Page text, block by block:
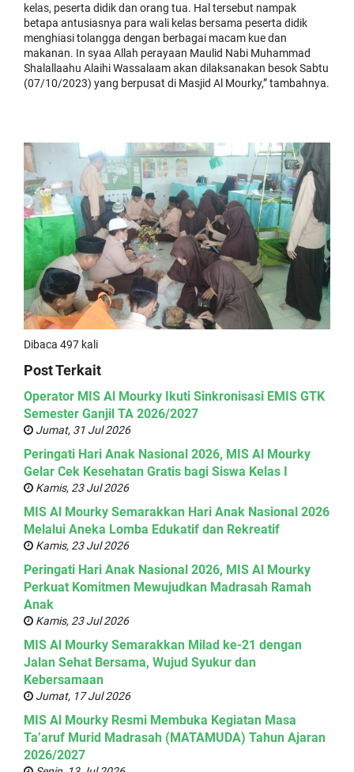
kelas, peserta didik dan orang tua. Hal tersebut nampak
betapa antusiasnya para wali kelas bersama peserta didik
menghiasi tolangga dengan berbagai macam kue dan
makanan. In syaa Allah perayaan Maulid Nabi Muhammad
Shalallaahu Alaihi Wassalaam akan dilaksanakan besok Sabtu
(07/10/2023) yang berpusat di Masjid Al Mourky,” tambahnya.
Dibaca 497 kali
Post Terkait
Operator MIS Al Mourky Ikuti Sinkronisasi EMIS GTK
Semester Ganjil TA 2026/2027
Jumat, 31 Jul 2026
Peringati Hari Anak Nasional 2026, MIS Al Mourky
Gelar Cek Kesehatan Gratis bagi Siswa Kelas I
Kamis, 23 Jul 2026
MIS Al Mourky Semarakkan Hari Anak Nasional 2026
Melalui Aneka Lomba Edukatif dan Rekreatif
Kamis, 23 Jul 2026
Peringati Hari Anak Nasional 2026, MIS Al Mourky
Perkuat Komitmen Mewujudkan Madrasah Ramah
Anak
Kamis, 23 Jul 2026
MIS Al Mourky Semarakkan Milad ke-21 dengan
Jalan Sehat Bersama, Wujud Syukur dan
Kebersamaan
Jumat, 17 Jul 2026
MIS Al Mourky Resmi Membuka Kegiatan Masa
Ta’aruf Murid Madrasah (MATAMUDA) Tahun Ajaran
2026/2027